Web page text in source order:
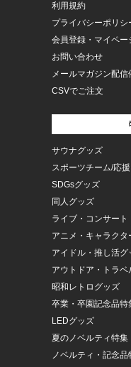
利用規約
プライバシーポリシ
会員登録・マイペー
お問い合わせ
メールマガジン配信
CSVでご注文
サウナグッズ
スポーツチーム/応
SDGsグッズ
同人グッズ
ライブ・コンサー
アニメ・キャラクタ
アイドル・推し活グ
アウトドア・トラベ
昭和レトログッズ
卒業・卒園記念品特
LEDグッズ
夏のノベルティ特集
ノベルティ・記念品